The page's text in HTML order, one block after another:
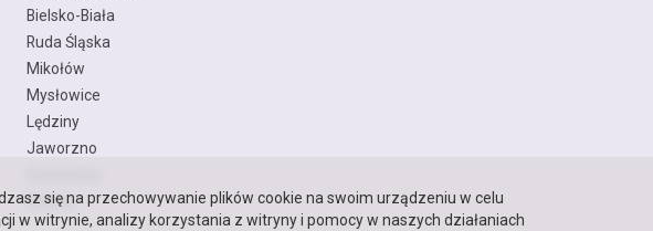
Bielsko-Biała
Ruda Śląska
Mikołów
Mysłowice
Lędziny
Jaworzno
Gliwice
się na przechowywanie plików cookie na swoim urządzeniu w celu
w witrynie, analizy korzystania z witryny i pomocy w naszych działaniach